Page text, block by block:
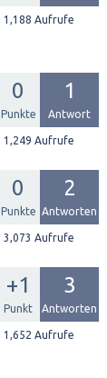
1,188 Aufrufe
0
Punkte
1
Antwort
1,249 Aufrufe
0
Punkte
2
Antworten
3,073 Aufrufe
+1
Punkt
3
Antworten
1,652 Aufrufe